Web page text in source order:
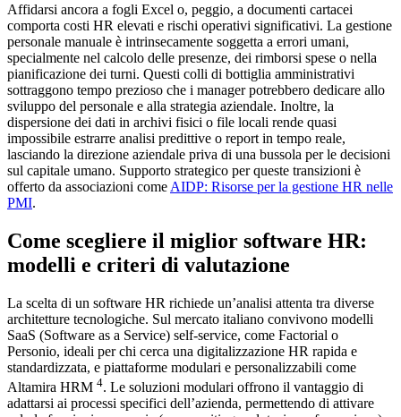
Affidarsi ancora a fogli Excel o, peggio, a documenti cartacei
comporta costi HR elevati e rischi operativi significativi. La gestione
personale manuale è intrinsecamente soggetta a errori umani,
specialmente nel calcolo delle presenze, dei rimborsi spese o nella
pianificazione dei turni. Questi colli di bottiglia amministrativi
sottraggono tempo prezioso che i manager potrebbero dedicare allo
sviluppo del personale e alla strategia aziendale. Inoltre, la
dispersione dei dati in archivi fisici o file locali rende quasi
impossibile estrarre analisi predittive o report in tempo reale,
lasciando la direzione aziendale priva di una bussola per le decisioni
sul capitale umano. Supporto strategico per queste transizioni è
offerto da associazioni come AIDP: Risorse per la gestione HR nelle
PMI.
Come scegliere il miglior software HR:
modelli e criteri di valutazione
La scelta di un software HR richiede un’analisi attenta tra diverse
architetture tecnologiche. Sul mercato italiano convivono modelli
SaaS (Software as a Service) self-service, come Factorial o
Personio, ideali per chi cerca una digitalizzazione HR rapida e
standardizzata, e piattaforme modulari e personalizzabili come
Altamira HRM 4. Le soluzioni modulari offrono il vantaggio di
adattarsi ai processi specifici dell’azienda, permettendo di attivare